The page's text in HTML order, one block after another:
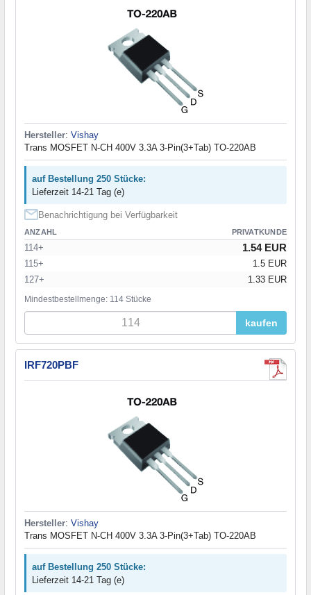
Hersteller: Vishay
Trans MOSFET N-CH 400V 3.3A 3-Pin(3+Tab) TO-220AB
auf Bestellung 250 Stücke:
Lieferzeit 14-21 Tag (e)
Benachrichtigung bei Verfügbarkeit
ANZAHL PRIVATKUNDE
114+ 1.54 EUR
115+
1.5 EUR
127+
1.33 EUR
Mindestbestellmenge: 114 Stücke
kaufen
IRF720PBF
Hersteller: Vishay
Trans MOSFET N-CH 400V 3.3A 3-Pin(3+Tab) TO-220AB
auf Bestellung 250 Stücke:
Lieferzeit 14-21 Tag (e)